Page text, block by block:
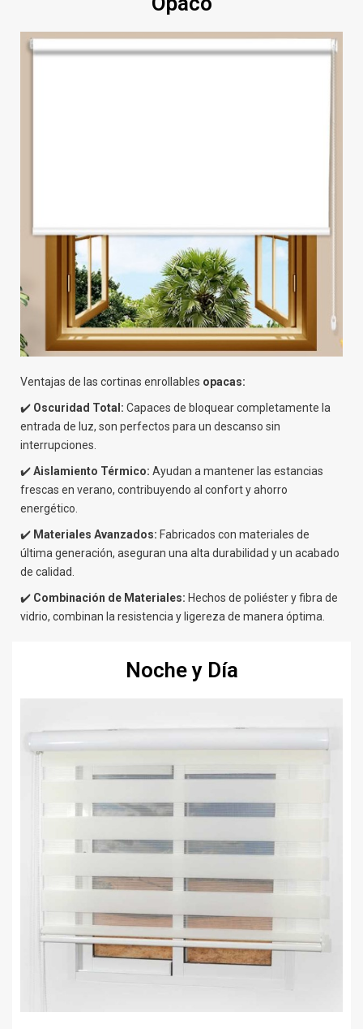
Ventajas de las cortinas enrollables opacas:
✔️ Oscuridad Total: Capaces de bloquear completamente la
entrada de luz, son perfectos para un descanso sin
interrupciones.
✔️Aislamiento Térmico: Ayudan a mantener las estancias
frescas en verano, contribuyendo al confort y ahorro
energético.
✔️ Materiales Avanzados: Fabricados con materiales de
última generación, aseguran una alta durabilidad y un acabado
de calidad.
✔️ Combinación de Materiales: Hechos de poliéster y fibra de
vidrio, combinan la resistencia y ligereza de manera óptima.
Noche y Día